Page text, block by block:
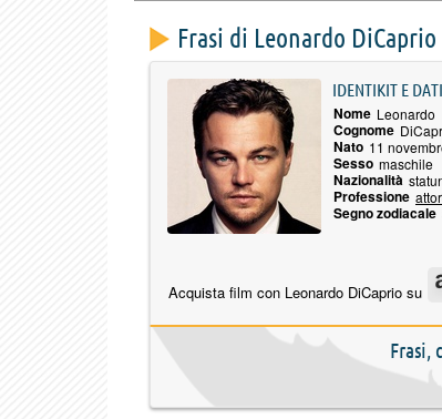
Frasi di Leonardo DiCaprio
IDENTIKIT E
Nome Leonardo
Cognome
Nato 11
Sesso maschile
Nazionalità
Professione
Segno zodiacale
Acquista film con Leonardo DiCaprio su
Frasi,